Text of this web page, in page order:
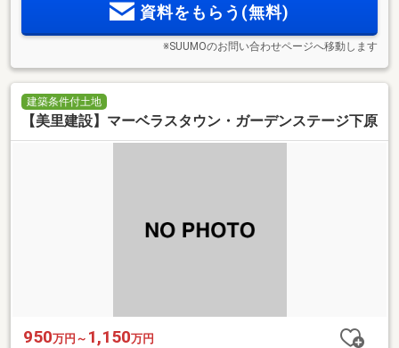
資料をもらう(無料)
※SUUMOのお問い合わせページへ移動します
建築条件付土地
【美里建設】マーベラスタウン・ガーデンステージ下原
950万円～ 1,150万円